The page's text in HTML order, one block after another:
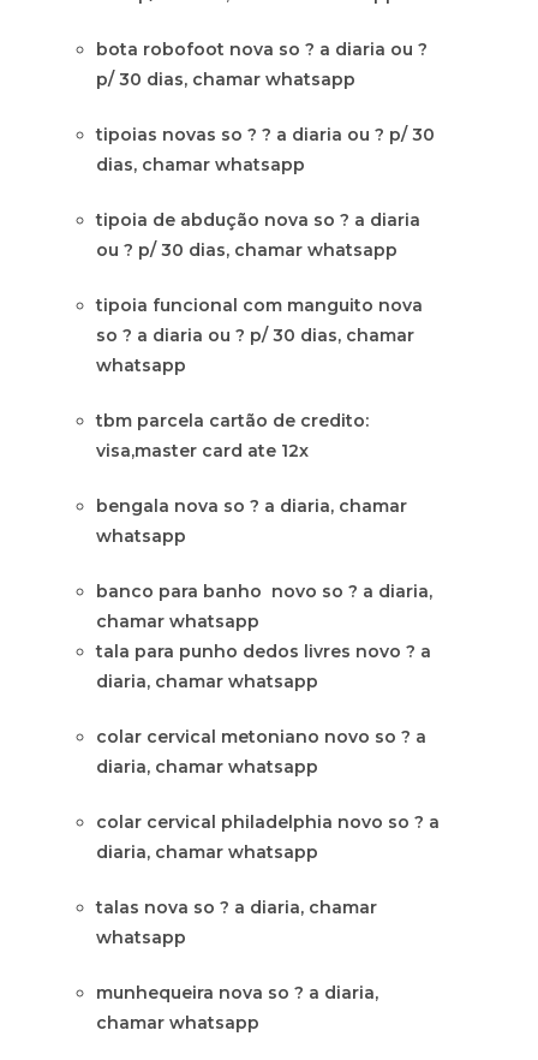
bota robofoot nova so ? a diaria ou ?
p/ 30 dias, chamar whatsapp
tipoias novas so ? ? a diaria ou ? p/ 30
dias, chamar whatsapp
tipoia de abdução nova so ? a diaria
ou ? p/ 30 dias, chamar whatsapp
tipoia funcional com manguito nova
so ? a diaria ou ? p/ 30 dias, chamar
whatsapp
tbm parcela cartão de credito:
visa,master card ate 12x
bengala nova so ? a diaria, chamar
whatsapp
banco para banho novo so ? a diaria,
chamar whatsapp
tala para punho dedos livres novo ? a
diaria, chamar whatsapp
colar cervical metoniano novo so ? a
diaria, chamar whatsapp
colar cervical philadelphia novo so ? a
diaria, chamar whatsapp
talas nova so ? a diaria, chamar
whatsapp
munhequeira nova so ? a diaria,
chamar whatsapp